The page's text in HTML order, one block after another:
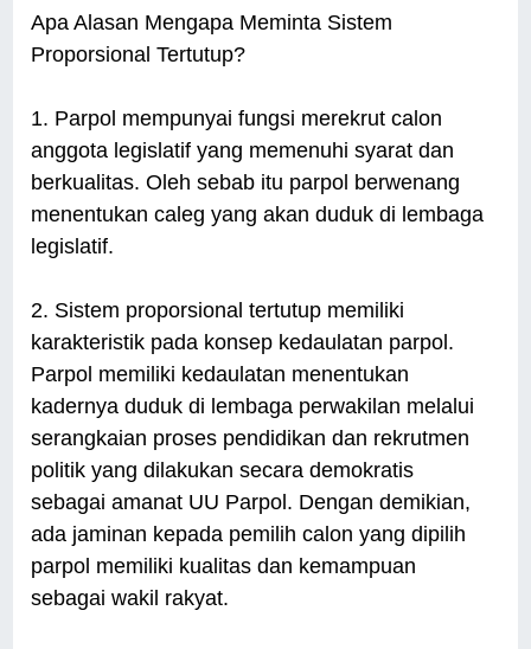
Apa Alasan Mengapa Meminta Sistem
Proporsional Tertutup?
1. Parpol mempunyai fungsi merekrut calon
anggota legislatif yang memenuhi syarat dan
berkualitas. Oleh sebab itu parpol berwenang
menentukan caleg yang akan duduk di lembaga
legislatif.
2. Sistem proporsional tertutup memiliki
karakteristik pada konsep kedaulatan parpol.
Parpol memiliki kedaulatan menentukan
kadernya duduk di lembaga perwakilan melalui
serangkaian proses pendidikan dan rekrutmen
politik yang dilakukan secara demokratis
sebagai amanat UU Parpol. Dengan demikian,
ada jaminan kepada pemilih calon yang dipilih
parpol memiliki kualitas dan kemampuan
sebagai wakil rakyat.